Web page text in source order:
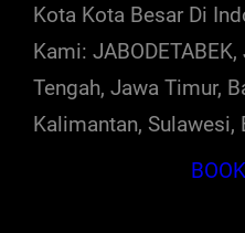
Kota Kota Besar Di
Kami:
Tengah, Jawa Timur,
Kalimantan, Sulawesi,